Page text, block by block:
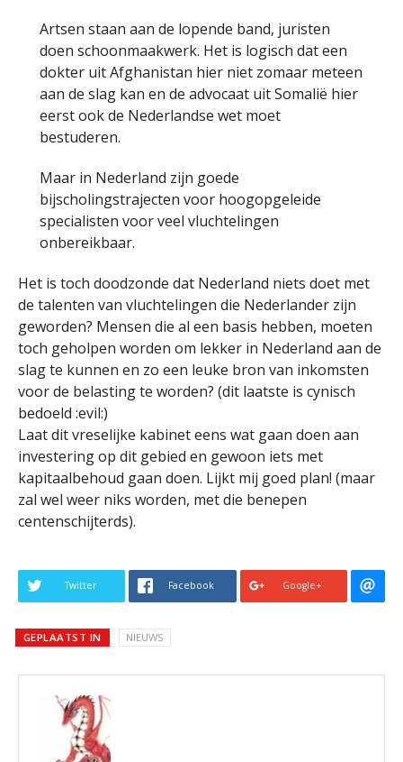
Artsen staan aan de lopende band, juristen
doen schoonmaakwerk. Het is logisch dat een
dokter uit Afghanistan hier niet zomaar meteen
aan de slag kan en de advocaat uit Somalië hier
eerst ook de Nederlandse wet moet
bestuderen.
Maar in Nederland zijn goede
bijscholingstrajecten voor hoogopgeleide
specialisten voor veel vluchtelingen
onbereikbaar.
Het is toch doodzonde dat Nederland niets doet met
de talenten van vluchtelingen die Nederlander zijn
geworden? Mensen die al een basis hebben, moeten
toch geholpen worden om lekker in Nederland aan de
slag te kunnen en zo een leuke bron van inkomsten
voor de belasting te worden? (dit laatste is cynisch
bedoeld :evil:)
Laat dit vreselijke kabinet eens wat gaan doen aan
investering op dit gebied en gewoon iets met
kapitaalbehoud gaan doen. Lijkt mij goed plan! (maar
zal wel weer niks worden, met die benepen
centenschijterds).
Twitter Facebook Google+
GEPLAATST IN NIEUWS